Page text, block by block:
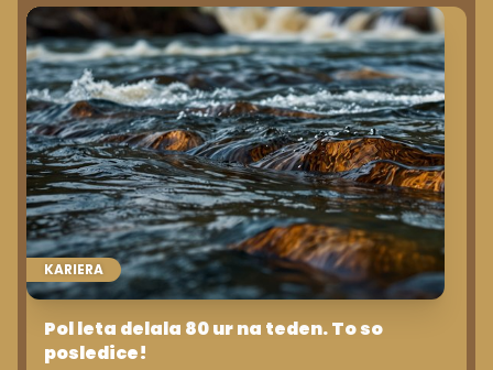
KARIERA
Pol leta delala 80 ur na teden. To so
posledice!